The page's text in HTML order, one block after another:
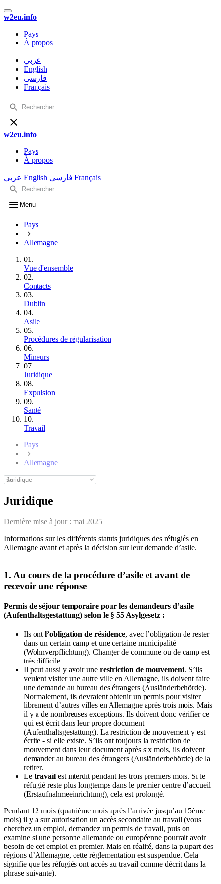
w2eu.info
Pays
À propos
عربي
English
فارسی
Français
w2eu.info
Pays
À propos
عربي English فارسی Français
Menu
Pays
Allemagne
01.
Vue d'ensemble
02.
Contacts
03.
Dublin
04.
Asile
05.
Procédures de régularisation
06.
Mineurs
07.
Juridique
08.
Expulsion
09.
Santé
10.
Travail
Pays
Allemagne
Juridique
Dernière mise à jour : mai 2025
Informations sur les différents statuts juridiques des réfugiés en
Allemagne avant et après la décision sur leur demande d’asile.
1. Au cours de la procédure d’asile et avant de
recevoir une réponse
Permis de séjour temporaire pour les demandeurs d’asile
(Aufenthaltsgestattung) selon le § 55 Asylgesetz :
Ils ont l’obligation de résidence, avec l’obligation de rester
dans un certain camp et une certaine municipalité
(Wohnverpflichtung). Changer de commune ou de camp est
très difficile.
Il peut aussi y avoir une restriction de mouvement. S’ils
veulent visiter une autre ville en Allemagne, ils doivent faire
une demande au bureau des étrangers (Ausländerbehörde).
Normalement, ils devraient obtenir un permis pour visiter
librement d’autres villes en Allemagne après trois mois. Mais
il y a de nombreuses exceptions. Ils doivent donc vérifier ce
qui est écrit dans leur propre document
(Aufenthaltsgestattung). La restriction de mouvement y est
écrite - si elle existe. S’ils ont toujours la restriction de
mouvement dans leur document après six mois, ils doivent
demander au bureau des étrangers (Ausländerbehörde) de la
retirer.
Le travail est interdit pendant les trois premiers mois. Si le
réfugié reste plus longtemps dans le premier centre d’accueil
(Erstaufnahmeeinrichtung), cela est prolongé.
Pendant 12 mois (quatrième mois après l’arrivée jusqu’au 15ème
mois) il y a sur autorisation un accès secondaire au travail (vous
cherchez un emploi, demandez un permis de travail, puis on
examine si une personne allemande ou européenne pourrait avoir
besoin de cet emploi en premier. Mais en réalité, dans la plupart des
régions d’Allemagne, cette réglementation est suspendue. Cela
signifie que les réfugiés ont accès au travail comme décrit dans la
phrase suivante).